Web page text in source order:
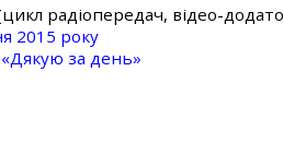
радіопередач, відео-
2015 року
«Дякую за день»